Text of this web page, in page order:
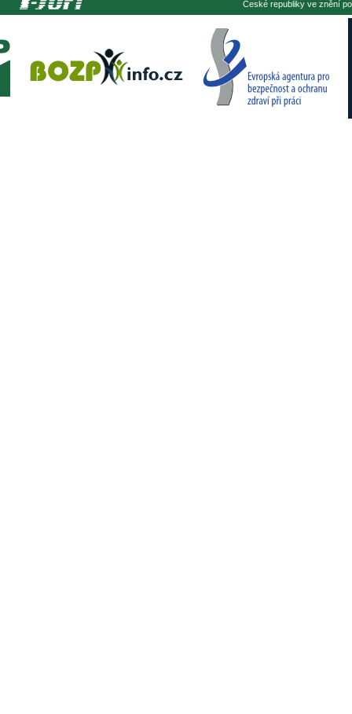
České republiky ve znění